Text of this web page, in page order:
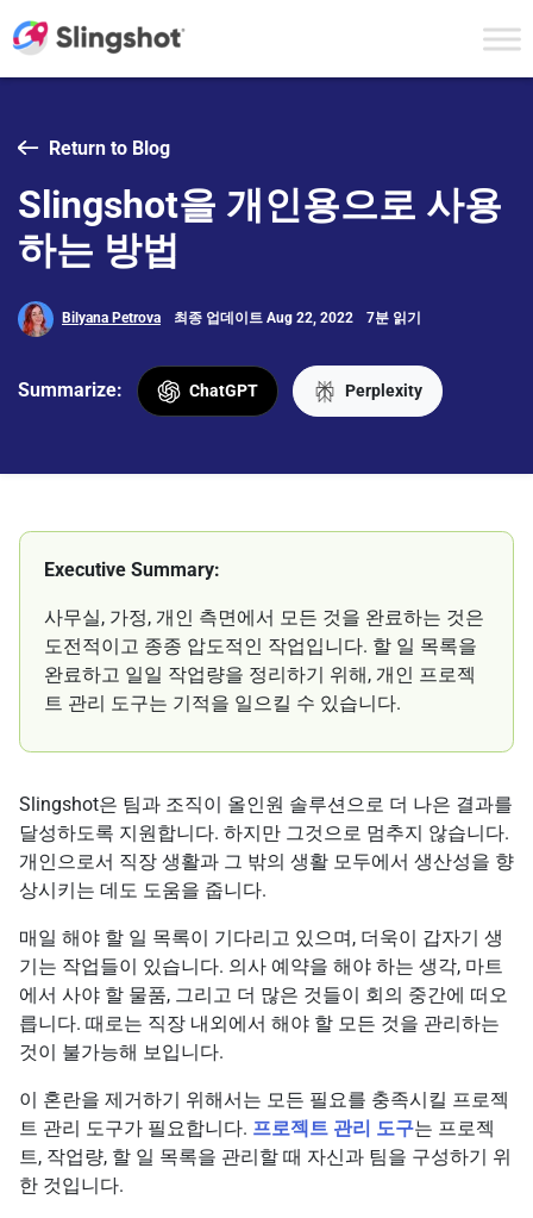
Return to Blog
Slingshot을 개인용으로 사용
하는 방법
Bilyana Petrova 최종 업데이트 Aug 22, 2022 7분 읽기
Summarize: ChatGPT Perplexity
Executive Summary:
사무실, 가정, 개인 측면에서 모든 것을 완료하는 것은
도전적이고 종종 압도적인 작업입니다. 할 일 목록을
완료하고 일일 작업량을 정리하기 위해, 개인 프로젝
트 관리 도구는 기적을 일으킬 수 있습니다.
Slingshot은 팀과 조직이 올인원 솔루션으로 더 나은 결과를
달성하도록 지원합니다. 하지만 그것으로 멈추지 않습니다.
개인으로서 직장 생활과 그 밖의 생활 모두에서 생산성을 향
상시키는 데도 도움을 줍니다.
매일 해야 할 일 목록이 기다리고 있으며, 더욱이 갑자기 생
기는 작업들이 있습니다. 의사 예약을 해야 하는 생각, 마트
에서 사야 할 물품, 그리고 더 많은 것들이 회의 중간에 떠오
릅니다. 때로는 직장 내외에서 해야 할 모든 것을 관리하는
것이 불가능해 보입니다.
이 혼란을 제거하기 위해서는 모든 필요를 충족시킬 프로젝
트 관리 도구가 필요합니다. 프로젝트 관리 도구는 프로젝
트, 작업량, 할 일 목록을 관리할 때 자신과 팀을 구성하기 위
한 것입니다.